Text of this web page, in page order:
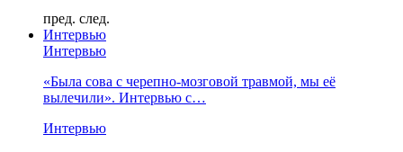
пред. след.
Интервью
Интервью
«Была сова с черепно-мозговой травмой, мы её
вылечили». Интервью с…
Интервью